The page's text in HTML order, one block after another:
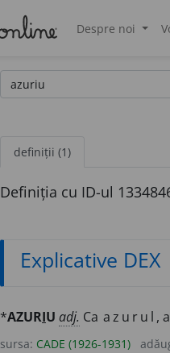
Despre noi
definiții (1)
Definiția cu ID-ul
Explicative DEX
*AZURIU adj. Ca azurul ,
sursa: CADE (1926-1931)